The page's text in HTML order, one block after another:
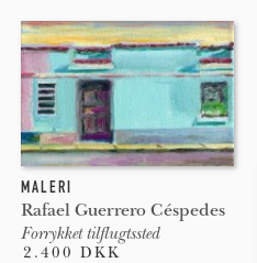
MALERI
Rafael Guerrero Céspedes
Forrykket tilflugtssted
2.400 DKK